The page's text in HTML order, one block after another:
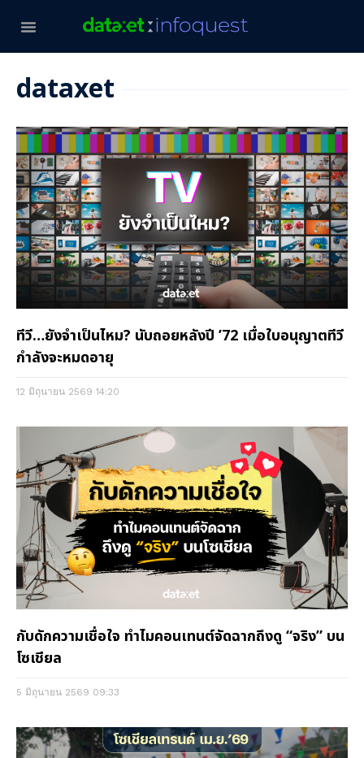
dataxet
ทีวี…ยังจำเป็นไหม? นับถอยหลังปี ’72 เมื่อใบอนุญาตทีวี
กำลังจะหมดอายุ
12 มิถุนายน 2569 14:20
กับดักความเชื่อใจ ทำไมคอนเทนต์จัดฉากถึงดู “จริง” บน
โซเชียล
5 มิถุนายน 2569 09:33